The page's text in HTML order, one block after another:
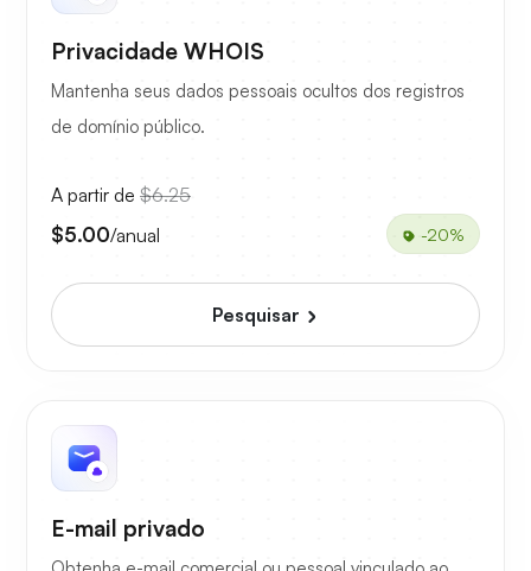
Privacidade WHOIS
Mantenha seus dados pessoais ocultos dos registros
de domínio público.
A partir de $6.25
$5.00/anual -20%
Pesquisar
E-mail privado